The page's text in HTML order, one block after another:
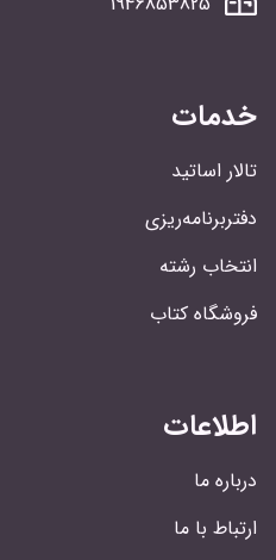
خدمات
تالار اساتید
دفتربرنامه‌ریزی
انتخاب رشته
فروشگاه کتاب
اطلاعات
درباره ما
ارتباط با ما